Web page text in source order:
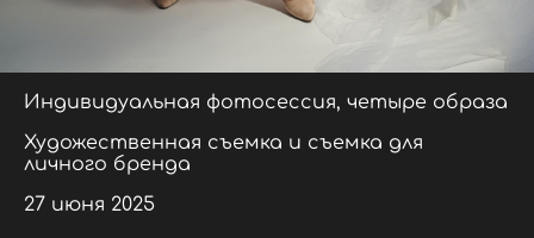
Индивидуальная фотосессия, четыре образа
Художественная съемка и съемка для
личного бренда
27 июня 2025